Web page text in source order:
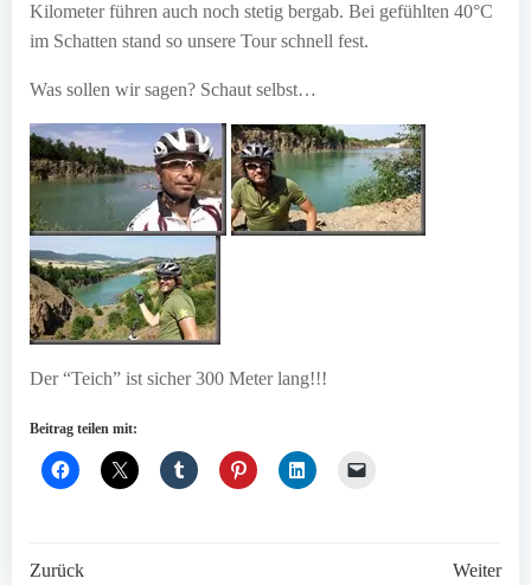
Kilometer führen auch noch stetig bergab. Bei gefühlten 40°C
im Schatten stand so unsere Tour schnell fest.
Was sollen wir sagen? Schaut selbst…
Der “Teich” ist sicher 300 Meter lang!!!
Beitrag teilen mit:
Zurück Weiter